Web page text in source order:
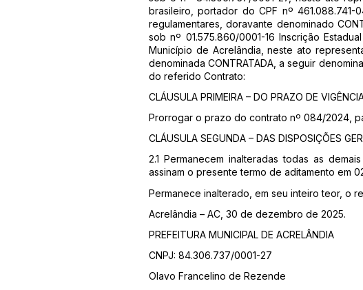
brasileiro, portador do CPF nº
regulamentares, doravante denominado
sob nº 01.575.860/0001-16 Inscrição
Município de Acrelândia, neste ato
denominada CONTRATADA, a seguir
do referido Contrato:
CLÁUSULA PRIMEIRA – DO PRAZO DE
Prorrogar o prazo do contrato nº 084/2024,
CLÁUSULA SEGUNDA – DAS DISPOSIÇÕES
2.1 Permanecem inalteradas todas as
assinam o presente termo de aditamento em
Permanece inalterado, em seu inteiro teor, o
Acrelândia – AC, 30 de dezembro de 2025.
PREFEITURA MUNICIPAL DE ACRELÂNDIA
CNPJ: 84.306.737/0001-27
Olavo Francelino de Rezende